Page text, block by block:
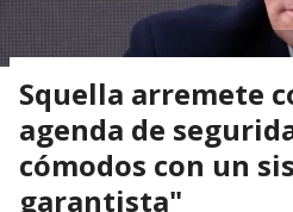
Squella arremete
agenda de
cómodos con un
garantista"